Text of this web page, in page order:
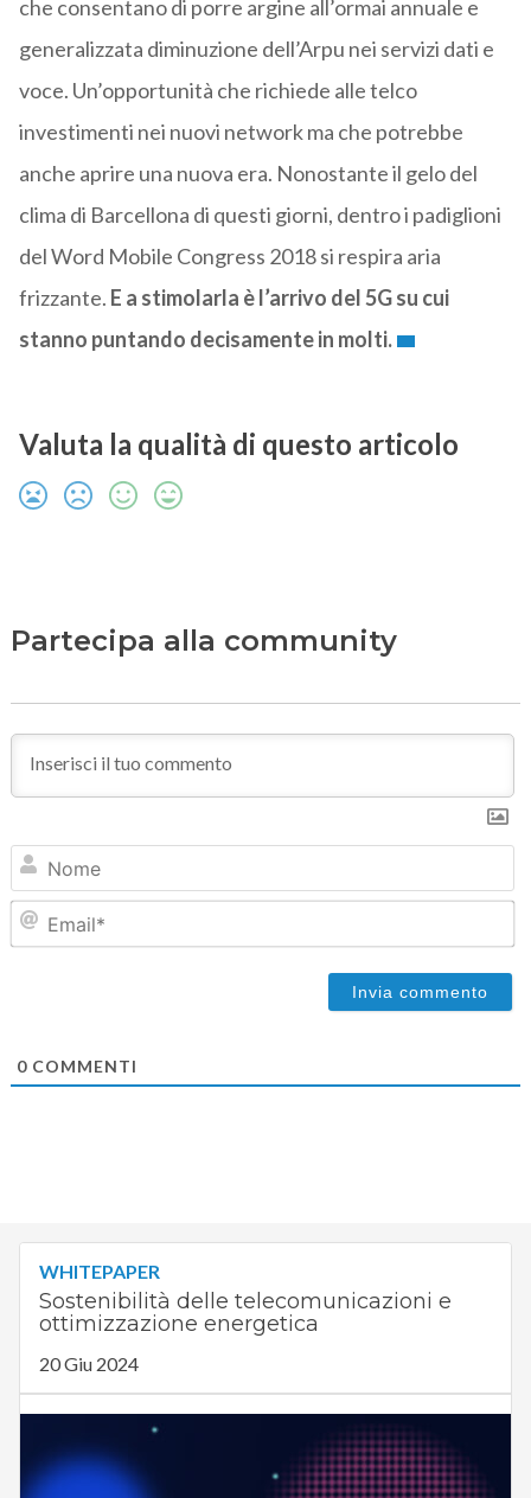
che consentano di porre argine all’ormai annuale e
generalizzata diminuzione dell’Arpu nei servizi dati e
voce. Un’opportunità che richiede alle telco
investimenti nei nuovi network ma che potrebbe
anche aprire una nuova era. Nonostante il gelo del
clima di Barcellona di questi giorni, dentro i padiglioni
del Word Mobile Congress 2018 si respira aria
frizzante. E a stimolarla è l’arrivo del 5G su cui
stanno puntando decisamente in molti.
Valuta la qualità di questo articolo
Partecipa alla community
0COMMENTI
WHITEPAPER
Sostenibilità delle telecomunicazioni e
ottimizzazione energetica
20 Giu 2024